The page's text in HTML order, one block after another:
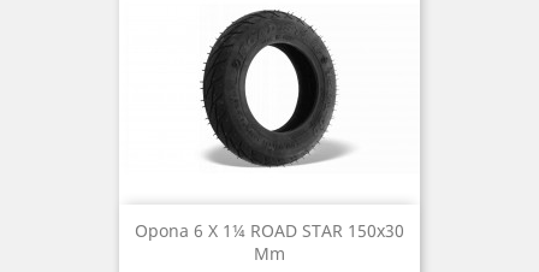
Opona 6 X 1¼ ROAD STAR 150x30
Mm